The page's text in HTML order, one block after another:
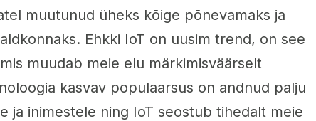
muutunud üheks kõige põnevamaks ja
Ehkki IoT on uusim trend, on see
muudab meie elu märkimisväärselt
kasvav populaarsus on andnud palju
ja inimestele ning IoT seostub tihedalt meie